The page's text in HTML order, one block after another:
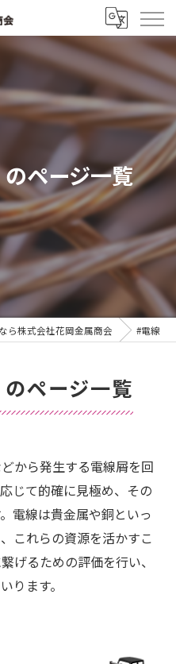
ページ一覧
ら株式会社花岡金属商会 #電線
ページ一覧
から発生する電線屑を回
じて的確に見極め、その
電線は貴金属や銅といっ
これらの資源を活かすこ
げるための評価を行い、
ります。